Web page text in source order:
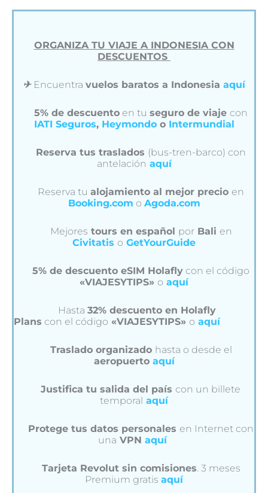
ORGANIZA TU VIAJE A INDONESIA CON
DESCUENTOS
✈︎ Encuentra vuelos baratos a Indonesia aquí
5% de descuento en tuseguro de viaje con
IATI Seguros, Heymondoo Intermundial
Reserva tus traslados (bus-tren-barco) con
antelación aquí
Reserva tu alojamiento al mejor precio en
Booking.com o Agoda.com
Mejores tours en español porBali en
Civitatis o GetYourGuide
5% de descuento eSIM Holafly con el código
«VIAJESYTIPS» o aquí
Hasta32% descuento en Holafly
Plans con el código «VIAJESYTIPS» o aquí
Traslado organizado hasta o desde el
aeropuerto aquí
Justifica tu salida del país con un billete
temporal aquí
Protege tus datos personales en Internet con
una VPN aquí
Tarjeta Revolut sin comisiones . 3 meses
Premium gratis aquí